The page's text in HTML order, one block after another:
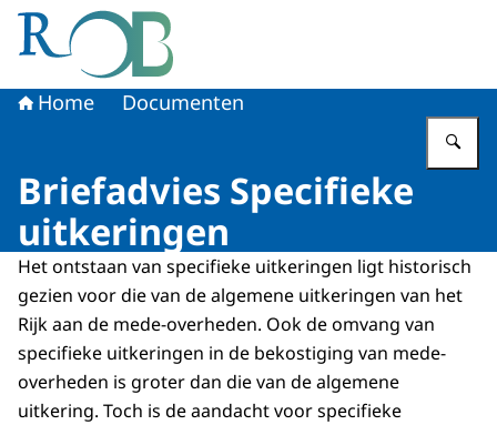
Naar de homepage van Raad voor het Openbaar Bestuur
Home Documenten
Briefadvies Specifieke
uitkeringen
Het ontstaan van specifieke uitkeringen ligt historisch
gezien voor die van de algemene uitkeringen van het
Rijk aan de mede-overheden. Ook de omvang van
specifieke uitkeringen in de bekostiging van mede-
overheden is groter dan die van de algemene
uitkering. Toch is de aandacht voor specifieke